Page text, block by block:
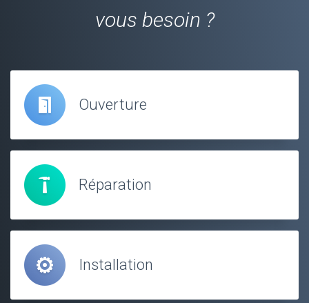
vous besoin ?
Ouverture
Réparation
Installation